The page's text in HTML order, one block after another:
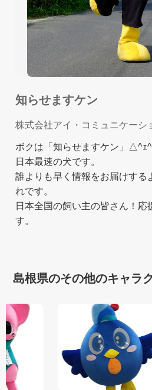
知らせますケン
株式会社アイ・コミュニケーシ
ボクは「知らせますケン」△^ｪ
日本最速の犬です。
誰よりも早く情報をお届けする
れです。
日本全国の飼い主の皆さん！応
す。
島根県のその他のキャラ